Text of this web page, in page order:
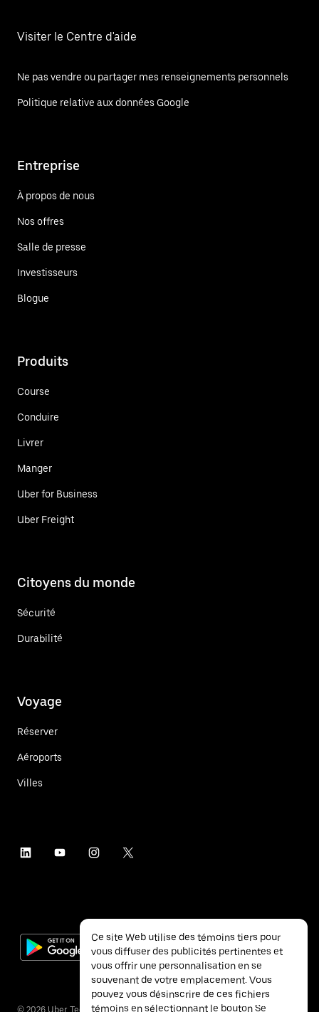
Visiter le Centre d'aide
Ne pas vendre ou partager mes renseignements personnels
Politique relative aux données Google
Entreprise
À propos de nous
Nos offres
Salle de presse
Investisseurs
Blogue
Produits
Course
Conduire
Livrer
Manger
Uber for Business
Uber Freight
Citoyens du monde
Sécurité
Durabilité
Voyage
Réserver
Aéroports
Villes
© 2026 Uber Technologies inc.
Ce site Web utilise des témoins tiers pour
vous diffuser des publicités pertinentes et
vous offrir une personnalisation en se
souvenant de votre emplacement. Vous
pouvez vous désinscrire de ces fichiers
témoins en sélectionnant le bouton Se